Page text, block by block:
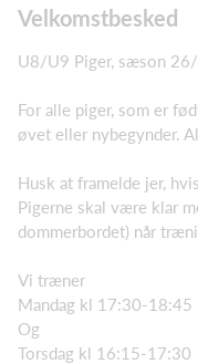
Velkomstbesked
U8/U9 Piger, sæson
For alle piger, som er
øvet eller nybegynder.
Husk at framelde jer,
Pigerne skal være klar
dommerbordet) når
Vi træner
Mandag kl 17:30-18:45
Og
Torsdag kl 16:15-17:30